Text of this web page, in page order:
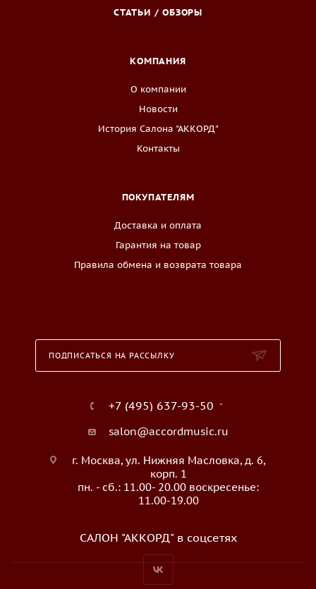
СТАТЬИ / ОБЗОРЫ
КОМПАНИЯ
О компании
Новости
История Салона "АККОРД"
Контакты
ПОКУПАТЕЛЯМ
Доставка и оплата
Гарантия на товар
Правила обмена и возврата товара
ПОДПИСАТЬСЯ НА РАССЫЛКУ
+7 (495) 637-93-50
salon@accordmusic.ru
г. Москва, ул. Нижняя Масловка, д. 6,
корп. 1
пн. - сб.: 11.00- 20.00 воскресенье:
11.00-19.00
САЛОН "АККОРД" в соцсетях